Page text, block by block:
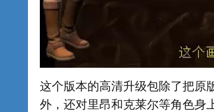
这个版本的高清升级包除了把原
外，还对里昂和克莱尔等角色身